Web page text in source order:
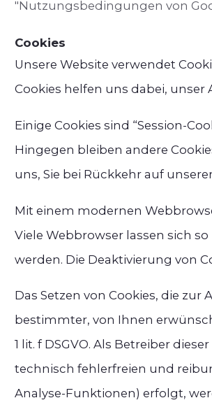
"Nutzungsbedingungen von
Cookies
Unsere Website verwendet
Cookies helfen uns dabei,
Einige Cookies sind “Session-
Hingegen bleiben andere
uns, Sie bei Rückkehr auf
Mit einem modernen
Viele Webbrowser lassen sich
werden. Die Deaktivierung von
Das Setzen von Cookies, die
bestimmter, von Ihnen
1 lit. f DSGVO. Als Betreiber
technisch fehlerfreien und
Analyse-Funktionen) erfolgt,